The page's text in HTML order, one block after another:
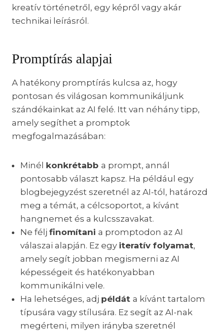
kreatív történetről, egy képről vagy akár
technikai leírásról.
Promptírás alapjai
A hatékony promptírás kulcsa az, hogy
pontosan és világosan kommunikáljunk
szándékainkat az AI felé. Itt van néhány tipp,
amely segíthet a promptok
megfogalmazásában:
Minél konkrétabb a prompt, annál
pontosabb választ kapsz. Ha például egy
blogbejegyzést szeretnél az AI-tól, határozd
meg a témát, a célcsoportot, a kívánt
hangnemet és a kulcsszavakat.
Ne félj finomítani a promptodon az AI
válaszai alapján. Ez egy iteratív folyamat,
amely segít jobban megismerni az AI
képességeit és hatékonyabban
kommunikálni vele.
Ha lehetséges, adj példát a kívánt tartalom
típusára vagy stílusára. Ez segít az AI-nak
megérteni, milyen irányba szeretnél